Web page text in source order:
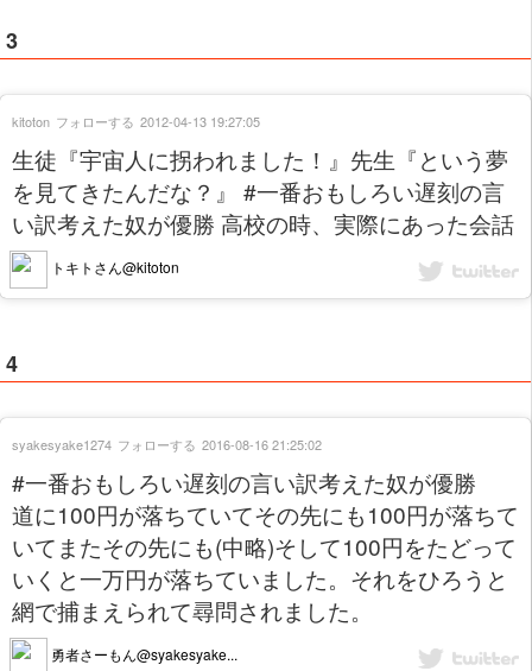
3
生徒『宇宙人に拐われました！』先生『という夢
を見てきたんだな？』 #一番おもしろい遅刻の言
い訳考えた奴が優勝 高校の時、実際にあった会話
トキトさん@kitoton
kitoton フォローする 2012-04-13 19:27:05
4
#一番おもしろい遅刻の言い訳考えた奴が優勝
道に100円が落ちていてその先にも100円が落ちて
いてまたその先にも(中略)そして100円をたどって
いくと一万円が落ちていました。それをひろうと
網で捕まえられて尋問されました。
勇者さーもん@syakesyake...
syakesyake1274 フォローする 2016-08-16 21:25:02